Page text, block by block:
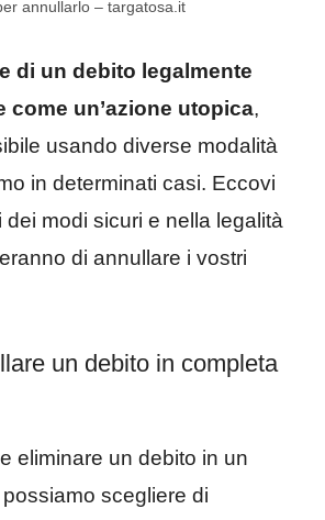
annullarlo – targatosa.it
di un debito legalmente
come un’azione utopica,
usando diverse modalità
in determinati casi. Eccovi
dei modi sicuri e nella legalità
di annullare i vostri
un debito in completa
eliminare un debito in un
scegliere di